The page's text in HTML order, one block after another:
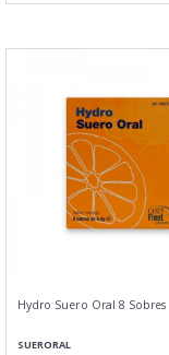
Hydro Suero Oral 8 Sobres
SUERORAL